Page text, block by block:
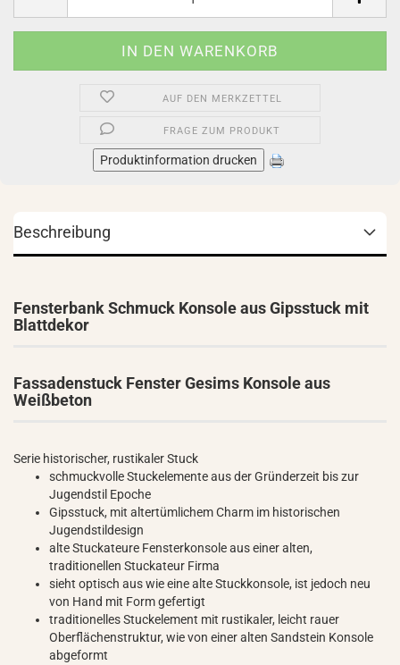
AUF DEN MERKZETTEL
FRAGE ZUM PRODUKT
Produktinformation drucken
Beschreibung
Fensterbank Schmuck Konsole aus Gipsstuck mit
Blattdekor
Fassadenstuck Fenster Gesims Konsole aus
Weißbeton
Serie historischer, rustikaler Stuck
schmuckvolle Stuckelemente aus der Gründerzeit bis zur
Jugendstil Epoche
Gipsstuck, mit altertümlichem Charm im historischen
Jugendstildesign
alte Stuckateure Fensterkonsole aus einer alten,
traditionellen Stuckateur Firma
sieht optisch aus wie eine alte Stuckkonsole, ist jedoch neu
von Hand mit Form gefertigt
traditionelles Stuckelement mit rustikaler, leicht rauer
Oberflächenstruktur, wie von einer alten Sandstein Konsole
abgeformt